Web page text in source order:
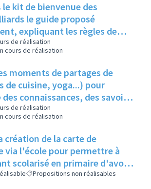
le kit de bienvenue des
le guide proposé
expliquant les règles de
de réalisation
cours de réalisation
moments de partages de
de cuisine, yoga...) pour
connaissances, des savoir-
coût
de réalisation
cours de réalisation
création de la carte de
via l'école pour permettre à
scolarisé en primaire d'avoir
éventuellement le reste
Propositions non réalisables